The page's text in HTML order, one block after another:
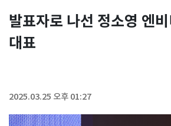
발표자로 나선 정소영 엔
대표
2025.03.25 오후 01:27